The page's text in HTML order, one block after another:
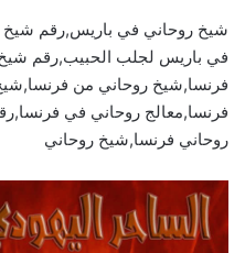
شيخ روحاني في باريس,رقم
في باريس لجلب الحبيب,رقم
فرنسا,شيخ روحاني من
فرنسا,معالج روحاني في
روحاني فرنسا,شيخ روحاني